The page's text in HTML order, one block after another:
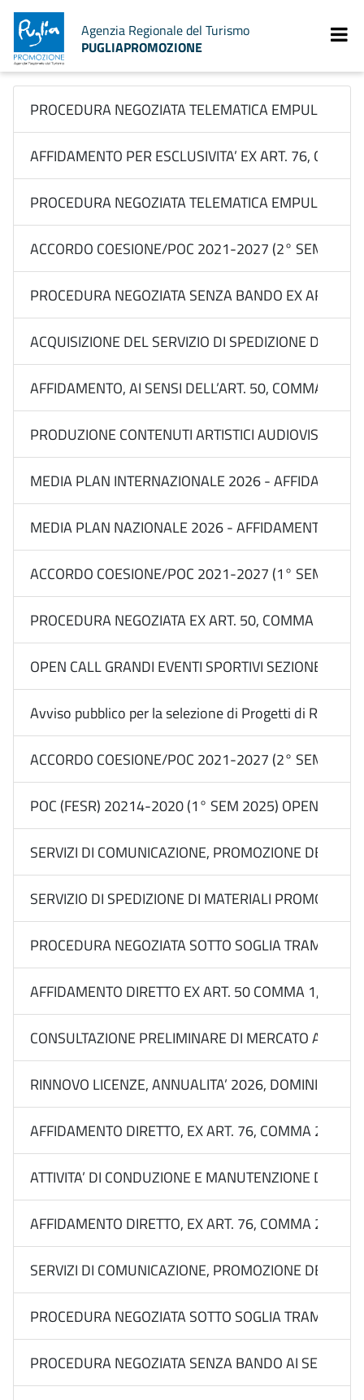
Agenzia Regionale del Turismo
PUGLIAPROMOZIONE
PROCEDURA NEGOZIATA TELEMATICA EMPULIA
AFFIDAMENTO PER ESCLUSIVITA’ EX ART. 76,
PROCEDURA NEGOZIATA TELEMATICA EMPULIA EX
ACCORDO COESIONE/POC 2021-2027 (2° SEM 2026)
PROCEDURA NEGOZIATA SENZA BANDO EX ART.
ACQUISIZIONE DEL SERVIZIO DI SPEDIZIONE DI
AFFIDAMENTO, AI SENSI DELL’ART. 50, COMMA 1,
PRODUZIONE CONTENUTI ARTISTICI AUDIOVISIVI
MEDIA PLAN INTERNAZIONALE 2026 -
MEDIA PLAN NAZIONALE 2026 - AFFIDAMENTI IN
ACCORDO COESIONE/POC 2021-2027 (1° SEM
PROCEDURA NEGOZIATA EX ART. 50, COMMA 1,
OPEN CALL GRANDI EVENTI SPORTIVI SEZIONE
Avviso pubblico per la selezione di Progetti di Rete
ACCORDO COESIONE/POC 2021-2027 (2° SEM
POC (FESR) 20214-2020 (1° SEM 2025) OPEN CALL
SERVIZI DI COMUNICAZIONE, PROMOZIONE DEL
SERVIZIO DI SPEDIZIONE DI MATERIALI
PROCEDURA NEGOZIATA SOTTO SOGLIA TRAMITE
AFFIDAMENTO DIRETTO EX ART. 50 COMMA 1,
CONSULTAZIONE PRELIMINARE DI MERCATO
RINNOVO LICENZE, ANNUALITA’ 2026, DOMINI E
AFFIDAMENTO DIRETTO, EX ART. 76, COMMA 2,
ATTIVITA’ DI CONDUZIONE E MANUTENZIONE DEL
AFFIDAMENTO DIRETTO, EX ART. 76, COMMA 2,
SERVIZI DI COMUNICAZIONE, PROMOZIONE DEL
PROCEDURA NEGOZIATA SOTTO SOGLIA TRAMITE
PROCEDURA NEGOZIATA SENZA BANDO AI SENSI